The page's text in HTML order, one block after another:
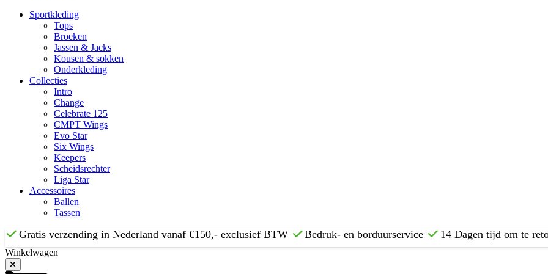
Sportkleding
Tops
Broeken
Jassen & Jacks
Kousen & sokken
Onderkleding
Collecties
Intro
Change
Celebrate 125
CMPT Wings
Evo Star
Six Wings
Keepers
Scheidsrechter
Liga Star
Accessoires
Ballen
Tassen
Gratis verzending in Nederland vanaf €150,- exclusief BTW Bedruk- en borduurservice 14 Dagen tijd om te
Winkelwagen